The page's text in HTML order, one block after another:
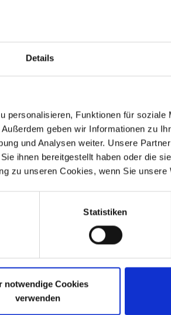
Details
personalisieren, Funktionen für soziale
geben wir Informationen zu
und Analysen weiter. Unsere
ihnen bereitgestellt haben oder die
zu unseren Cookies, wenn Sie unsere
Statistiken
notwendige Cookies
verwenden
R 100RS, R 100RT, R 45, R 65 bis 9/
9.1980
9.1980